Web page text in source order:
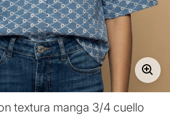
textura manga 3/4 cuello